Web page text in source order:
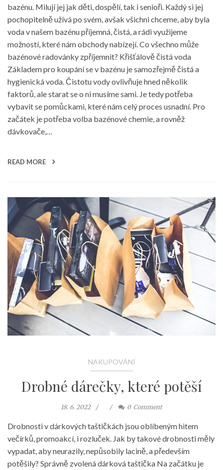
bazénu. Milují jej jak děti, dospělí, tak i senioři. Každý si jej
pochopitelně užívá po svém, avšak všichni chceme, aby byla
voda v našem bazénu příjemná, čistá, a rádi využijeme
možností, které nám obchody nabízejí. Co všechno může
bazénové radovánky zpříjemnit? Křišťálově čistá voda
Základem pro koupání se v bazénu je samozřejmě čistá a
hygienická voda. Čistotu vody ovlivňuje hned několik
faktorů, ale starat se o ni musíme sami. Je tedy potřeba
vybavit se pomůckami, které nám celý proces usnadní. Pro
začátek je potřeba volba bazénové chemie, a rovněž
dávkovače,…
READ MORE
NAKUPOVÁNÍ
Drobné dárečky, které potěší
18. 6. 2022 0 Comment
Drobnosti v dárkových taštičkách jsou oblíbeným hitem
večírků, promoakcí, i rozluček. Jak by takové drobnosti měly
vypadat, aby neurazily, nepůsobily lacině, a především
potěšily? Správně zvolená dárková taštička Na začátku je